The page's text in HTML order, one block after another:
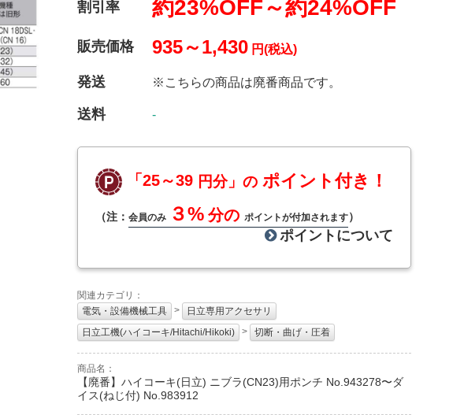
割引率 約23%OFF～約24%OFF
販売価格 935～1,430 円(税込)
発送 ※こちらの商品は廃番商品です。
送料 -
「25～39 円分」のポイント付き！
（注： 会員のみ ３% 分のポイントが付加されます）
ポイントについて
関連カテゴリ：
電気・設備機械工具
>
日立専用アクセサリ
日立工機(ハイコーキ/Hitachi/Hikoki)
> 切断・曲げ・圧着
商品名：
【廃番】ハイコーキ(日立) ニブラ(CN23)用ポンチ No.943278〜ダ
イス(ねじ付) No.983912